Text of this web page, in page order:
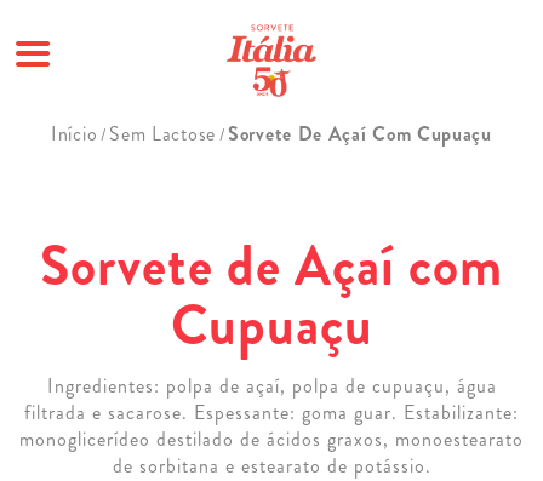
Pular
Início / Sem Lactose / Sorvete De Açaí Com Cupuaçu
Sorvete de Açaí com
Cupuaçu
Ingredientes: polpa de açaí, polpa de cupuaçu, água
filtrada e sacarose. Espessante: goma guar. Estabilizante:
monoglicerídeo destilado de ácidos graxos, monoestearato
de sorbitana e estearato de potássio.